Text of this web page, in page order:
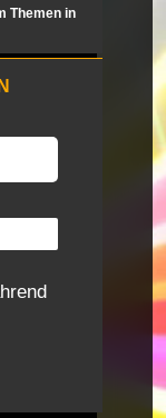
Themen in